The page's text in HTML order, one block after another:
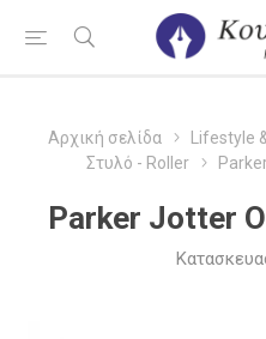
Αρχική σελίδα Lifestyle
Στυλό - Roller
Parker Jotter